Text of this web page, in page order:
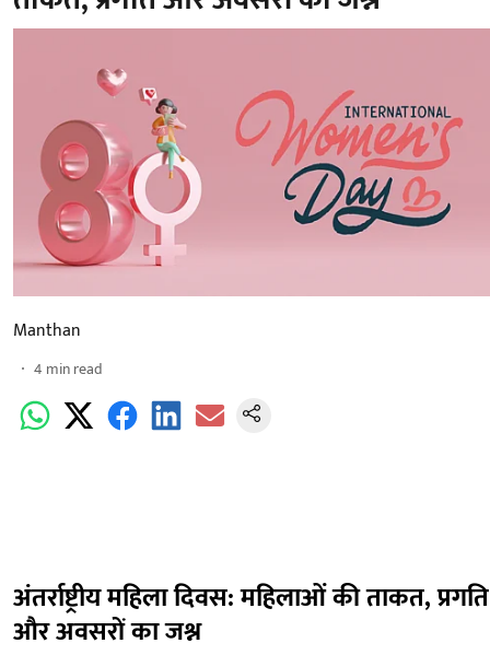
Manthan
4 min read
अंतर्राष्ट्रीय महिला दिवस: महिलाओं की ताकत, प्रगति
और अवसरों का जश्न